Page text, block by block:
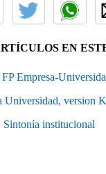
EN
Empresa-
Universidad, version
Sintonía institucional